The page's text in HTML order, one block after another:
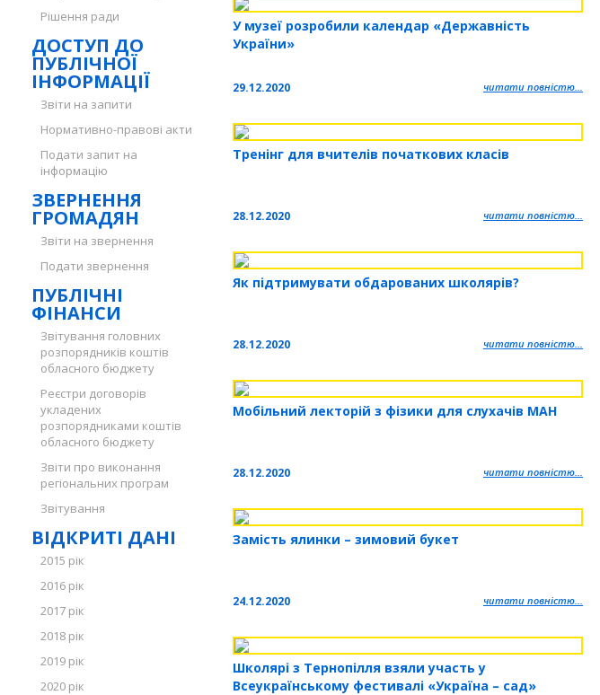
Рішення ради
ДОСТУП ДО
ПУБЛІЧНОЇ
ІНФОРМАЦІЇ
Звіти на запити
Нормативно-правові акти
Подати запит на
інформацію
ЗВЕРНЕННЯ
ГРОМАДЯН
Звіти на звернення
Подати звернення
ПУБЛІЧНІ
ФІНАНСИ
Звітування головних
розпорядників коштів
обласного бюджету
Реєстри договорів
укладених
розпорядниками коштів
обласного бюджету
Звіти про виконання
регіональних програм
Звітування
ВІДКРИТІ ДАНІ
2015 рік
2016 рік
2017 рік
2018 рік
2019 рік
2020 рік
У музеї розробили календар «Державність
України»
29.12.2020 читати повністю...
Тренінг для вчителів початкових класів
28.12.2020 читати повністю...
Як підтримувати обдарованих школярів?
28.12.2020 читати повністю...
Мобільний лекторій з фізики для слухачів МАН
28.12.2020 читати повністю...
Замість ялинки – зимовий букет
24.12.2020 читати повністю...
Школярі з Тернопілля взяли участь у
Всеукраїнському фестивалі «Україна – сад»